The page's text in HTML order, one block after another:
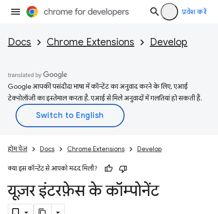
प्रवेश करें
Docs Chrome Extensions Develop
Google आपकी पसंदीदा भाषा में कॉन्टेंट का अनुवाद करने के लिए, एआई
टेक्नोलॉजी का इस्तेमाल करता है. एआई से मिले अनुवादों में गलतियां हो सकती हैं.
होम पेज Docs Chrome Extensions Develop
क्या इस कॉन्टेंट से आपको मदद मिली?
यूज़र इंटरफ़ेस के कॉम्पोनेंट